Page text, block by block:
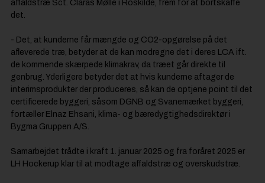
affaldstræ Sct. Claras Mølle i Roskilde, frem for at bortskaffe
det.
- Det, at kunderne får mængde og CO2-opgørelse på det
afleverede træ, betyder at de kan modregne det i deres LCA ift.
de kommende skærpede klimakrav, da træet går direkte til
genbrug. Yderligere betyder det at hvis kunderne aftager de
interimsprodukter der produceres, så kan de optjene point til det
certificerede byggeri, såsom DGNB og Svanemærket byggeri,
fortæller Elnaz Ehsani, klima- og bæredygtighedsdirektør i
Bygma Gruppen A/S.
Samarbejdet trådte i kraft 1. januar 2025 og fra foråret 2025 er
LH Hockerup klar til at modtage affaldstræ og overskudstræ.